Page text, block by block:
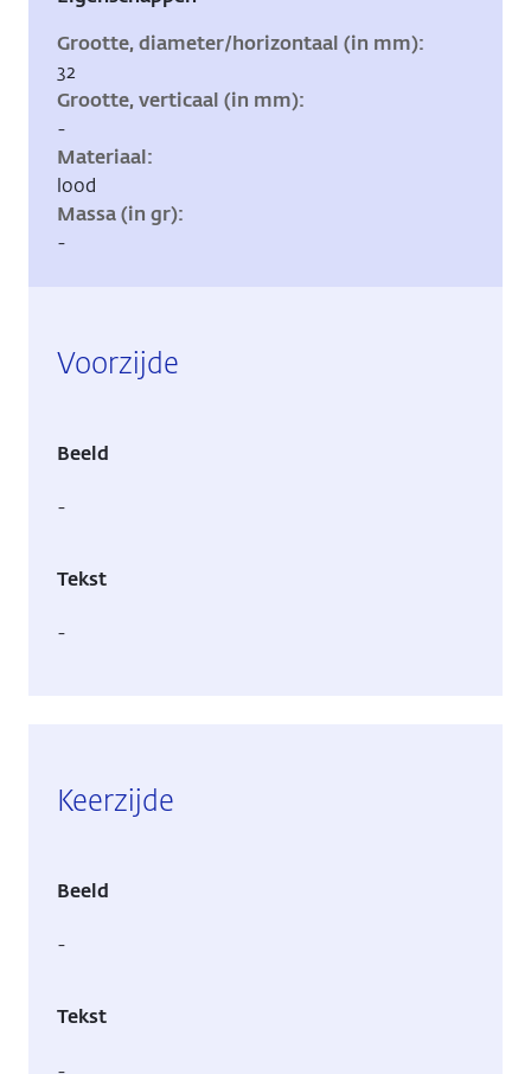
Grootte, diameter/horizontaal (in mm)
32
Grootte, verticaal (in mm)
-
Materiaal
lood
Massa (in gr)
-
Voorzijde
Beeld
-
Tekst
-
Keerzijde
Beeld
-
Tekst